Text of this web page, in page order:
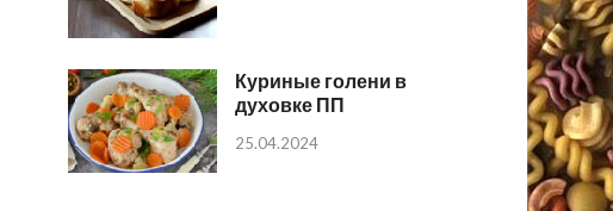
Куриные голени в
духовке ПП
25.04.2024